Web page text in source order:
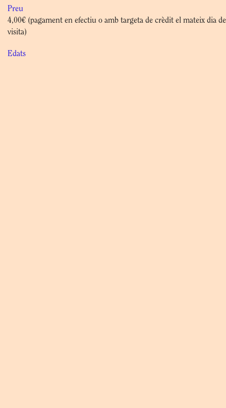
Preu
4,00€ (pagament en efectiu o amb targeta de crèdit el mateix dia
visita)
Edats